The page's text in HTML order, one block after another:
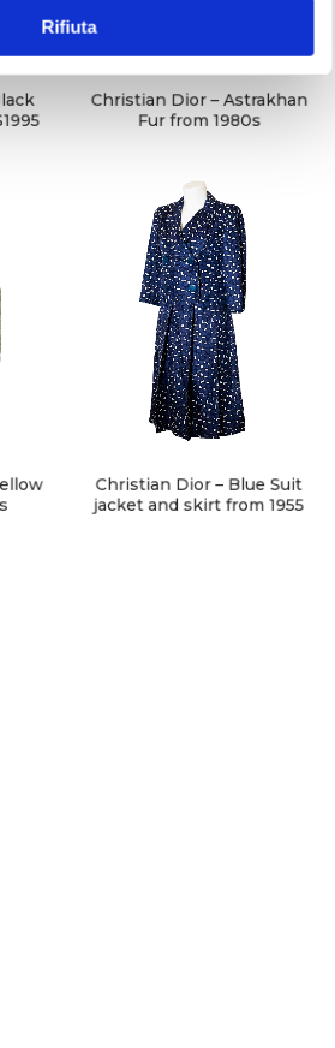
Rifiuta
Christian Dior – Astrakhan
Fur from 1980s
Christian Dior – Blue Suit
jacket and skirt from 1955